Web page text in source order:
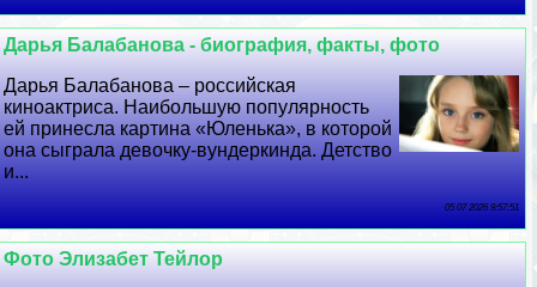
Дарья Балабанова - биография, факты, фото
Дарья Балабанова – российская
киноактриса. Наибольшую популярность
ей принесла картина «Юленька», в которой
она сыграла дeвoчку-вундеркинда. Детство
и...
05 07 2026 9:57:51
Фото Элизабет Тейлор